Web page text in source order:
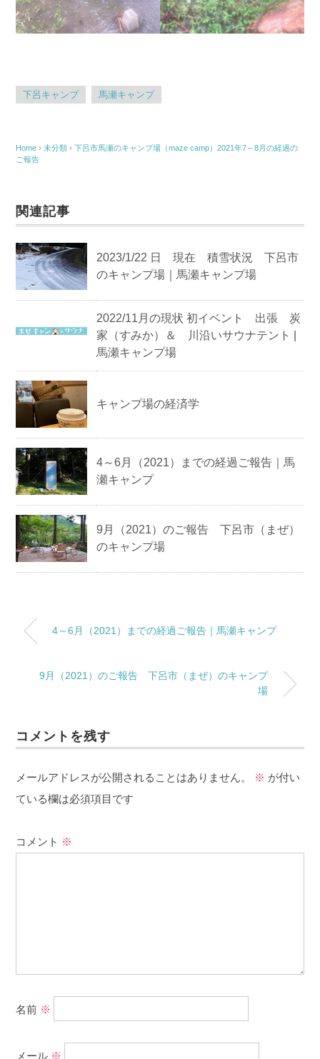
下呂キャンプ 馬瀬キャンプ
Home ›未分類 ›下呂市馬瀬のキャンプ場（maze camp）2021年7～8月の経過の
ご報告
関連記事
2023/1/22 日 現在 積雪状況 下呂市
のキャンプ場｜馬瀬キャンプ場
2022/11月の現状 初イベント 出張 炭
家（すみか）＆ 川沿いサウナテント |
馬瀬キャンプ場
キャンプ場の経済学
4～6月（2021）までの経過ご報告｜馬
瀬キャンプ
9月（2021）のご報告 下呂市（まぜ）
のキャンプ場
4～6月（2021）までの経過ご報告｜馬瀬キャンプ
9月（2021）のご報告 下呂市（まぜ）のキャンプ
場
コメントを残す
メールアドレスが公開されることはありません。 ※ が付い
ている欄は必須項目です
コメント ※
名前 ※
メール ※